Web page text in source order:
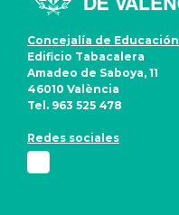
Concejalía de Educación
Edificio Tabacalera
Amadeo de Saboya, 11
46010 València
Tel. 963 525 478
Redes sociales